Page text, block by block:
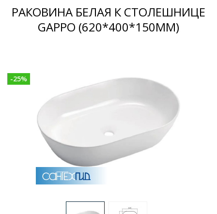
РАКОВИНА БЕЛАЯ К СТОЛЕШНИЦЕ
GAPPO (620*400*150MM)
-25%